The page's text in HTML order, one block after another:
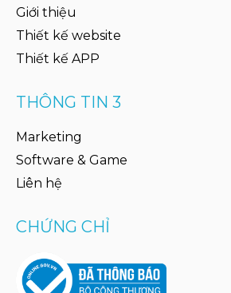
Giới thiệu
Thiết kế website
Thiết kế APP
THÔNG TIN 3
Marketing
Software & Game
Liên hệ
CHỨNG CHỈ